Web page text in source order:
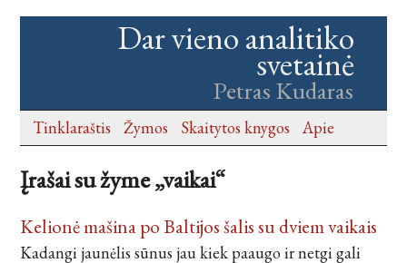
Dar vieno analitiko
svetainė
Petras Kudaras
Tinklaraštis Žymos Skaitytos knygos Apie
Įrašai su žyme „vaikai“
Kelionė mašina po Baltijos šalis su dviem vaikais
Kadangi jaunėlis sūnus jau kiek paaugo ir netgi gali